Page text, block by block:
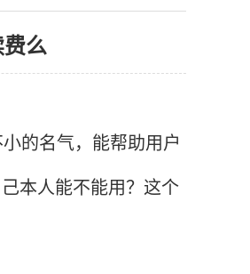
么
的名气，能帮助用户
本人能不能用？这个